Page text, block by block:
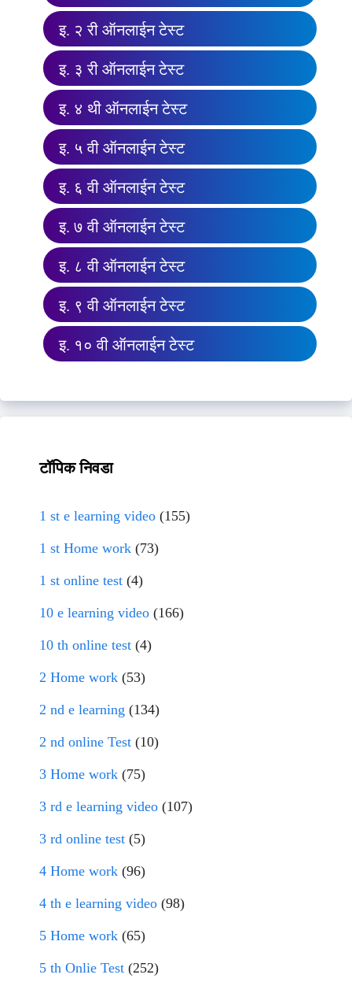
इ. २ री ऑनलाईन टेस्ट
इ. ३ री ऑनलाईन टेस्ट
इ. ४ थी ऑनलाईन टेस्ट
इ. ५ वी ऑनलाईन टेस्ट
इ. ६ वी ऑनलाईन टेस्ट
इ. ७ वी ऑनलाईन टेस्ट
इ. ८ वी ऑनलाईन टेस्ट
इ. ९ वी ऑनलाईन टेस्ट
इ. १० वी ऑनलाईन टेस्ट
टॉपिक निवडा
1 st e learning video (155)
1 st Home work (73)
1 st online test (4)
10 e learning video (166)
10 th online test (4)
2 Home work (53)
2 nd e learning (134)
2 nd online Test (10)
3 Home work (75)
3 rd e learning video (107)
3 rd online test (5)
4 Home work (96)
4 th e learning video (98)
5 Home work (65)
5 th Onlie Test (252)